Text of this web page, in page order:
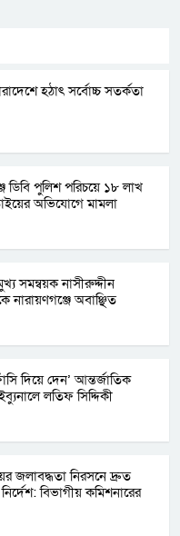
হঠাৎ সর্বোচ্চ সতর্কতা
ডিবি পুলিশ পরিচয়ে ১৮ লাখ
অভিযোগে মামলা
সমন্বয়ক নাসীরুদ্দীন
নারায়ণগঞ্জে অবাঞ্ছিত
দিয়ে দেন’ আন্তর্জাতিক
লতিফ সিদ্দিকী
জলাবদ্ধতা নিরসনে দ্রুত
বিভাগীয় কমিশনারের